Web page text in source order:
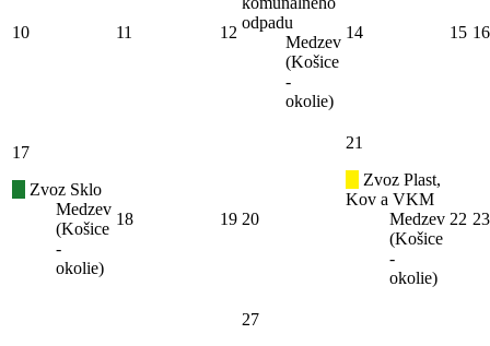
10 11 12
odpadu
Medzev
(Košice
-
okolie)
14 15 16
17
Zvoz Sklo
Medzev
(Košice
-
okolie)
18 19 20
21
Zvoz Plast,
Kov a VKM
Medzev
(Košice
-
okolie)
22 23
27